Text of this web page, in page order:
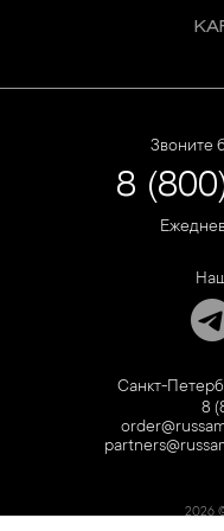
Звоните
8
Санкт-
8
2026